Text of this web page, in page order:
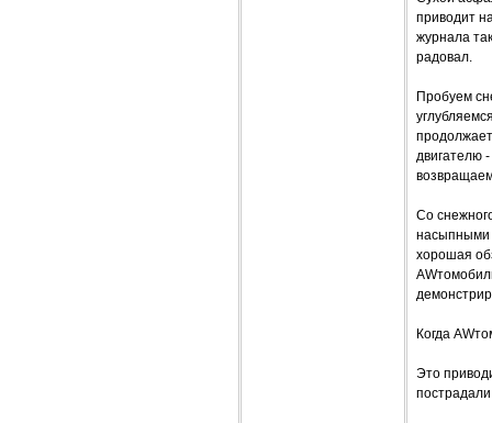
приводит
журнала
радовал.
Пробуем
двигателю
Со
насыпными
хорошая
Когда
Это